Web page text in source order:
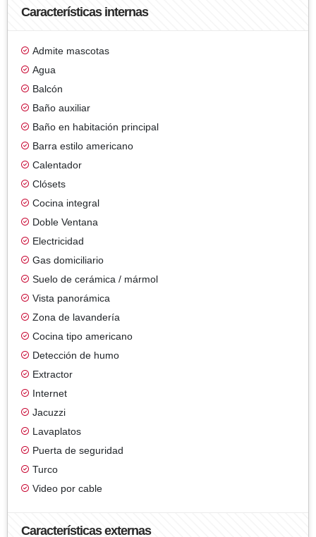
Características internas
Admite mascotas
Agua
Balcón
Baño auxiliar
Baño en habitación principal
Barra estilo americano
Calentador
Clósets
Cocina integral
Doble Ventana
Electricidad
Gas domiciliario
Suelo de cerámica / mármol
Vista panorámica
Zona de lavandería
Cocina tipo americano
Detección de humo
Extractor
Internet
Jacuzzi
Lavaplatos
Puerta de seguridad
Turco
Video por cable
Características externas